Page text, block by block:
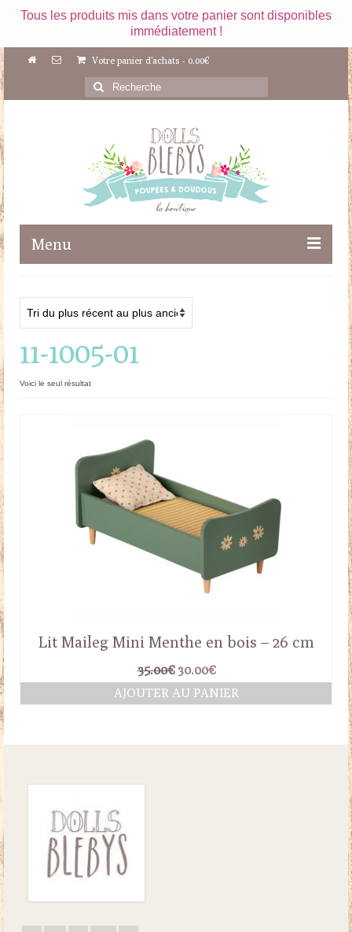
Tous les produits mis dans votre panier sont disponibles
immédiatement !
Votre panier d'achats - 0.00€
Rechercher
:
Menu
Maileg
Poupées
Doudous
11-1005-01
Voici le seul résultat
Lit Maileg Mini Menthe en bois – 26 cm
35.00€ Le
prix
initial
30.00€Le
prix
actuel
AJOUTER AU PANIER